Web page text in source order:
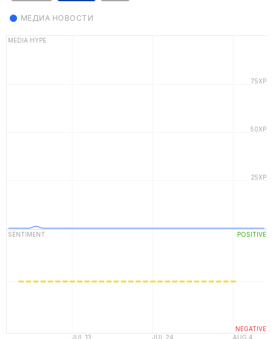
МЕДИА НОВОСТИ